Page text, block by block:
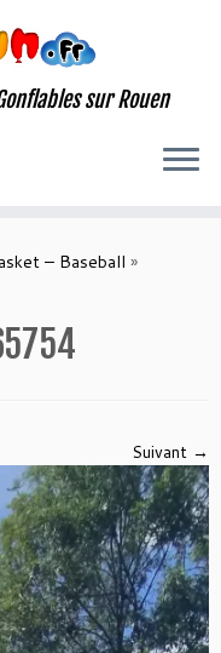
sur Rouen
– Baseball »
Suivant →